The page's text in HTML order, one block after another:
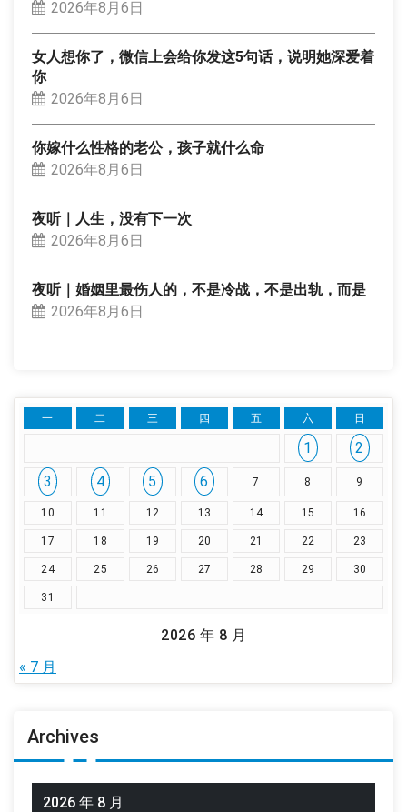
2026年8月6日
女人想你了，微信上会给你发这5句话，说明她深爱着
你
2026年8月6日
你嫁什么性格的老公，孩子就什么命
2026年8月6日
夜听｜人生，没有下一次
2026年8月6日
夜听｜婚姻里最伤人的，不是冷战，不是出轨，而是
2026年8月6日
2026 年 8 月
一 二 三 四 五 六 日
1
2
3
4 5 6 7 8 9
10 11 12 13 14 15 16
17 18 19 20 21 22 23
24 25 26 27 28 29 30
31
« 7 月
Archives
2026 年 8 月